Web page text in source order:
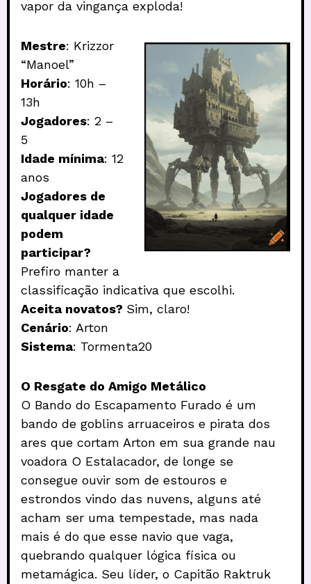
vapor da vingança exploda!
Mestre: Krizzor
“Manoel”
Horário: 10h –
13h
Jogadores: 2 –
5
Idade mínima: 12
anos
Jogadores de
qualquer idade
podem
participar?
Prefiro manter a
classificação indicativa que escolhi.
Aceita novatos? Sim, claro!
Cenário: Arton
Sistema: Tormenta20
O Resgate do Amigo Metálico
O Bando do Escapamento Furado é um
bando de goblins arruaceiros e pirata dos
ares que cortam Arton em sua grande nau
voadora O Estalacador, de longe se
consegue ouvir som de estouros e
estrondos vindo das nuvens, alguns até
acham ser uma tempestade, mas nada
mais é do que esse navio que vaga,
quebrando qualquer lógica física ou
metamágica. Seu líder, o Capitão Raktruk